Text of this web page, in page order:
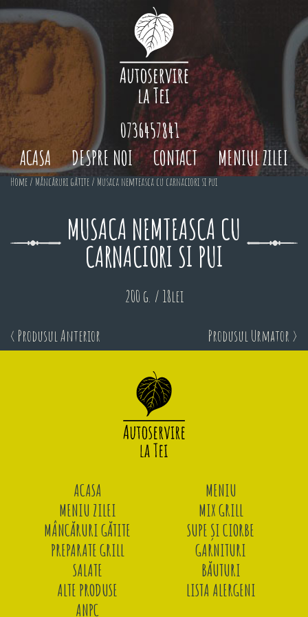
ACASA DESPRE NOI CONTACT MENIUL ZILEI
0736457841
Home / Mâncăruri gătite / Musaca nemteasca cu carnaciori si pui
MUSACA NEMTEASCA CU
CARNACIORI SI PUI
200 g. / 18lei
< Produsul Anterior Produsul Urmator >
ACASA
MENIU
MENIU ZILEI
MIX GRILL
MÂNCĂRURI GĂTITE
SUPE ȘI CIORBE
PREPARATE GRILL
GARNITURI
SALATE
BĂUTURI
ALTE PRODUSE
LISTA ALERGENI
ANPC